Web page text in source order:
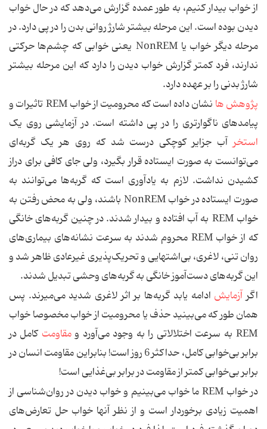
از خواب بیدار کنیم، به طور عمده گزارش می‌دهد که در حال خواب
دیدن بوده است. این مرحله بیشتر شارژ روانی بدن را در پی دارد. در
مرحله دیگر خواب یا NonREM یعنی خوابی که چشم‌ها حرکتی
ندارند، فرد کمتر گزارش خواب دیدن را دارد که این مرحله بیشتر
شارژ بدنی را بر عهده دارد.
پژوهش ها
نشان داده است که محرومیت از خواب REM تاثیرات و
پیامدهای ناگوارتری را در پی داشته است. در آزمایشی روی یک
استخر آب جزایر کوچکی درست شد که روی هر یک گربه‌ای
می‌توانست به صورت ایستاده قرار بگیرد، ولی جای کافی برای دراز
کشیدن نداشت. لازم به یادآوری است که گربه‌ها می‌توانند به
صورت ایستاده در خواب NonREM باشند، ولی به محض رفتن به
خواب REM به آب افتاده و بیدار ‌شدند. در چنین گربه‌های خانگی
که از خواب REM محروم شدند به سرعت نشانه‌های بیماری‌های
روان تنی، لاغری، بی‌اشتهایی و تحریک‌پذیری غیرعادی ظاهر شد و
این گربه‌های دست‌آموز خانگی به گربه‌های وحشی تبدیل شدند.
اگرآزمایش ادامه یابد گربه‌ها بر اثر لاغری شدید می‌میرند. پس
همان ‌طور که می‌بینید حذف یا محرومیت از خواب مخصوصا خواب
REM به سرعت اختلالاتی را به وجود می‌آورد و
مقاومت کامل در
برابر بی‌خوابی کامل، حداکثر 6 روز است! بنابراین مقاومت انسان در
برابر بی‌خوابی کمتر از مقاومت در برابر بی‌غذایی است!
در خواب REM ما خواب می‌بینیم و خواب دیدن در روان‌شناسی از
اهمیت زیادی برخوردار است و از نظر آنها خواب حل تعارض‌های